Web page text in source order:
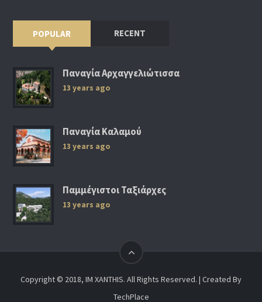
POPULAR RECENT
Παναγία Αρχαγγελιώτισσα
13 years ago
Παναγία Καλαμού
13 years ago
Παμμέγιστοι Ταξιάρχες
13 years ago
Copyright © 2018, IM XANTHIS. All Rights Reserved. | Created By
TechPlace